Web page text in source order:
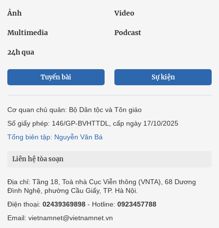
Ảnh Video
Multimedia Podcast
24h qua
Tuyến bài Sự kiện
Cơ quan chủ quản: Bộ Dân tộc và Tôn giáo
Số giấy phép: 146/GP-BVHTTDL, cấp ngày 17/10/2025
Tổng biên tập: Nguyễn Văn Bá
Liên hệ tòa soạn
Địa chỉ: Tầng 18, Toà nhà Cục Viễn thông (VNTA), 68 Dương
Đình Nghệ, phường Cầu Giấy, TP. Hà Nội.
Điện thoại: 02439369898 - Hotline: 0923457788
Email: vietnamnet@vietnamnet.vn